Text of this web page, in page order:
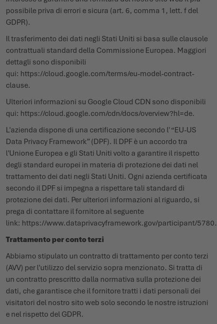
possibile priva di errori e sicura (art. 6, comma 1, lett. f del
GDPR).
Il trasferimento dei dati negli Stati Uniti si basa sulle clausole
contrattuali standard della Commissione Europea. Maggiori
dettagli sono disponibili
qui: https://cloud.google.com/terms/eu-model-contract-
clause.
Ulteriori informazioni su Google Cloud CDN sono disponibili
qui: https://cloud.google.com/cdn/docs/overview?hl=de.
L'azienda dispone di una certificazione secondo l' “EU-US
Data Privacy Framework” (DPF). Il DPF è un accordo tra
l'Unione Europea e gli Stati Uniti volto a garantire il rispetto
degli standard europei in materia di protezione dei dati nel
trattamento dei dati negli Stati Uniti. Ogni azienda certificata
secondo il DPF si impegna a rispettare tali standard di
protezione dei dati. Per ulteriori informazioni al riguardo, si
prega di contattare il fornitore al seguente
link: https://www.dataprivacyframework.gov/participant/5780.
Trattamento per conto terzi
Abbiamo stipulato un contratto di trattamento per conto terzi
(AVV) per l'utilizzo del servizio sopra menzionato. Si tratta di
un contratto prescritto dalla normativa sulla protezione dei
dati, che garantisce che il fornitore tratti i dati personali dei
visitatori del nostro sito web solo secondo le nostre istruzioni
e nel rispetto del GDPR.